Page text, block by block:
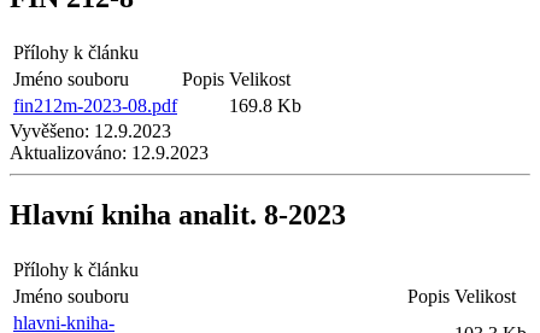
Přílohy k článku
Jméno souboru
Popis Velikost
fin212m-2023-08.pdf
169.8 Kb
Vyvěšeno: 12.9.2023
Aktualizováno: 12.9.2023
Hlavní kniha analit. 8-2023
Přílohy k článku
Jméno souboru
Popis Velikost
hlavni-kniha-